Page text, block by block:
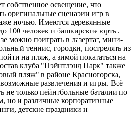
собственное освещение, что
оригинальные сценарии игр в
ночью. Имеются деревянные
100 человек и башкирские юрты.
можно поиграть в лазертаг, мини-
теннис, городки, пострелять из
на пляж, а зимой покататься на
клуба "Пэйнтлэнд Парк" также
пляж" в районе Красногорска,
развлечения и игры. Всё
не только пейнтбольные баталии по
но и различные корпоративные
детские праздники и